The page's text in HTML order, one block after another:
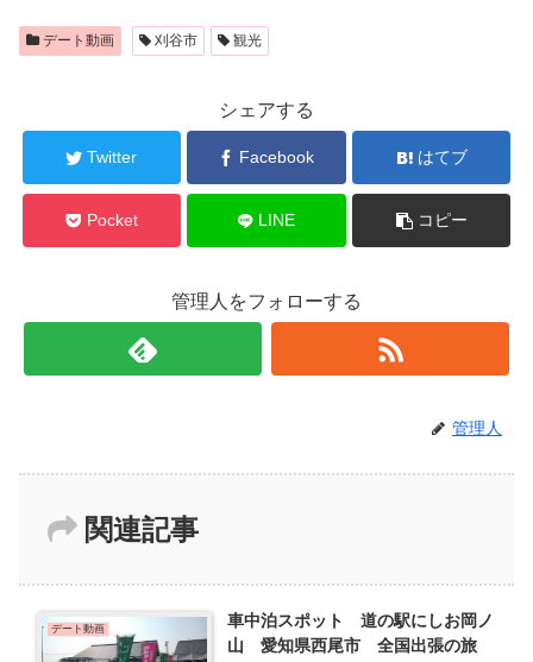
デート動画 刈谷市 観光
シェアする
Twitter Facebook はてブ
Pocket LINE コピー
管理人をフォローする
管理人
関連記事
デート動画
車中泊スポット 道の駅にしお岡ノ
山 愛知県西尾市 全国出張の旅